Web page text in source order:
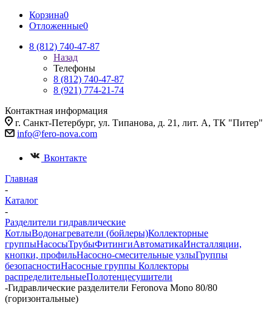
Корзина0
Отложенные0
8 (812) 740-47-87
Назад
Телефоны
8 (812) 740-47-87
8 (921) 774-21-74
Контактная информация
г. Санкт-Петербург, ул. Типанова, д. 21, лит. А, ТК "Питер"
info@fero-nova.com
Вконтакте
Главная
-
Каталог
-
Разделители гидравлические
КотлыВодонагреватели (бойлеры)Коллекторные
группыНасосыТрубыФитингиАвтоматикаИнсталляции,
кнопки, профильНасосно-смесительные узлыГруппы
безопасностиНасосные группы Коллекторы
распределительныеПолотенцесушители
-Гидравлические разделители Feronova Mono 80/80
(горизонтальные)